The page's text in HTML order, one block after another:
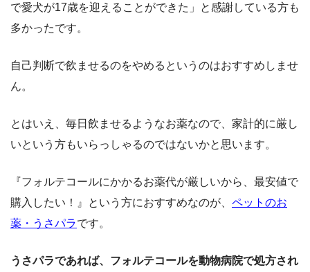
で愛犬が17歳を迎えることができた」と感謝している方も
多かったです。
自己判断で飲ませるのをやめるというのはおすすめしませ
ん。
とはいえ、毎日飲ませるようなお薬なので、家計的に厳し
いという方もいらっしゃるのではないかと思います。
『フォルテコールにかかるお薬代が厳しいから、最安値で
購入したい！』という方におすすめなのが、 ペットのお
薬・うさパラです。
うさパラであれば、フォルテコールを動物病院で処方され